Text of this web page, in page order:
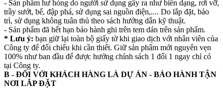
- Sản phẩm hư hỏng do người sử dụng gây ra như biến dạng, rơi vỡ,
trầy sướt, bể, đập phá, sử dụng sai nguồn điện,.... Do lắp đặt, bảo
trì, sử dụng không tuân thủ theo sách hướng dẫn kỹ thuật.
- Sản phẩm đã hết hạn bảo hành ghi trên tem dán trên sản phẩm.
* Lưu ý: bạn giữ lại toàn bộ giấy tờ khi giao dịch với nhân viên của
Công ty để đối chiếu khi cần thiết. Giữ sản phẩm mới nguyên vẹn
100% như ban đầu để được hưởng chính sách 1 đổi 1 ngay chỉ có
tại Công ty.
B - ĐỐI VỚI KHÁCH HÀNG LÀ DỰ ÁN - BẢO HÀNH TẬN
NƠI LẮP ĐẶT